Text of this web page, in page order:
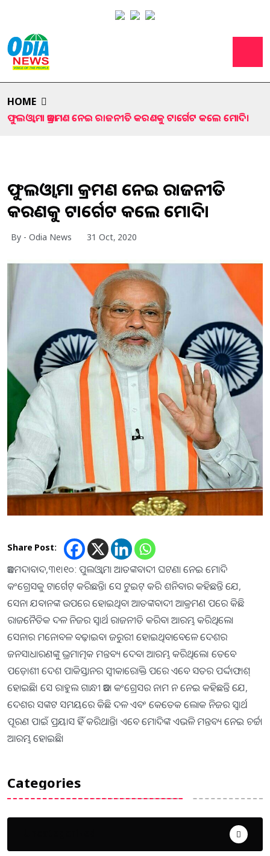
HOME
ଫୁଲଓ୍ବାମା ଆକ୍ରମଣ ନେଇ ରାଜନୀତି କରଣକୁ ଟାର୍ଗେଟ କଲେ ମୋଦି।
ଫୁଲଓ୍ବାମା ଆକ୍ରମଣ ନେଇ ରାଜନୀତି
କରଣକୁ ଟାର୍ଗେଟ କଲେ ମୋଦି।
By - Odia News 31 Oct, 2020
Share Post:
ଅହମଦାବାଦ,୩୧।୧୦: ପୁଲଓ୍ବାମା ଆତଙ୍କବାଦୀ ଘଟଣା ନେଇ ମୋଦି
କଂଗ୍ରେସକୁ ଟାର୍ଗେଟ୍‌ କରିଛନ୍ତି। ସେ ଟୁଇଟ୍‌ କରି ଶନିବାର କହିଛନ୍ତି ଯେ,
ସେନା ଯବାନଙ୍କ ଉପରେ ହୋଇଥିବା ଆତଙ୍କବାଦୀ ଆକ୍ରମଣ ପରେ କିଛି
ରାଜନୈତିକ ଦଳ ନିଜର ସ୍ବାର୍ଥ ରାଜନୀତି କରିବା ଆରମ୍ଭ କରିଥିଲେ।
ସେନାର ମନୋବଳ ବଢ଼ାଇବା ଜରୁରୀ ହୋଇଥିବାବେଳେ ଦେଶର
ଜନସାଧାରଣଙ୍କୁ ଭ୍ରମାତ୍ମକ ମନ୍ତବ୍ୟ ଦେବା ଆରମ୍ଭ କରିଥିଲେ। ତେବେ
ପଡ଼ୋଶୀ ଦେଶ ପାକିସ୍ତାନର ସ୍ବୀକାରୋକ୍ତି ପରେ ଏବେ ସତର ପର୍ଦ୍ଦାଫାଶ୍‌
ହୋଇଛି। ସେ ରାହୁଲ ଗାନ୍ଧୀ ଅବା କଂଗ୍ରେସର ନାମ ନ ନେଇ କହିଛନ୍ତି ଯେ,
ଦେଶର ସଙ୍କଟ ସମୟରେ କିଛି ଦଳ ଏବଂ କେତେକ ଲୋକ ନିଜର ସ୍ବାର୍ଥ
ପୂରଣ ପାଇଁ ପ୍ରୟାସ ହିଁ କରିଥାନ୍ତି। ଏବେ ମୋଦିଙ୍କ ଏଭଳି ମନ୍ତବ୍ୟ ନେଇ ଚର୍ଚ୍ଚା
ଆରମ୍ଭ ହୋଇଛି।
Categories